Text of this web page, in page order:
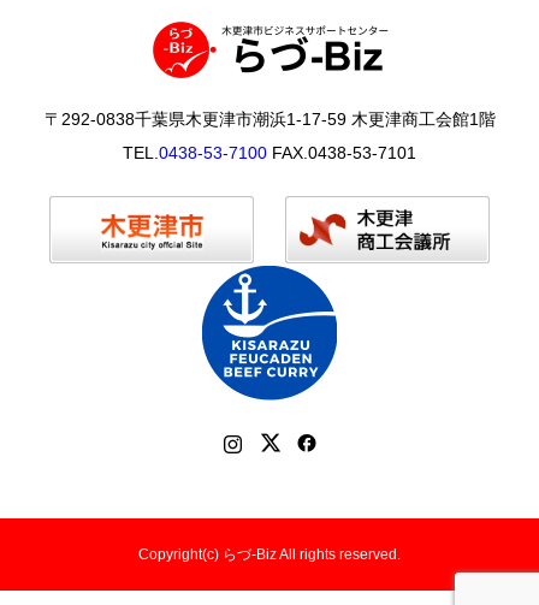
〒292-0838千葉県木更津市潮浜1-17-59 木更津商工会館1階
TEL. 0438-53-7100 FAX.0438-53-7101
Copyright(c) らづ-Biz All rights reserved.